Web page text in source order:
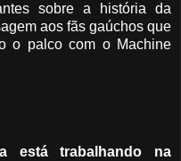
sobre a história da
aos fãs gaúchos que
o palco com o Machine
está trabalhando na